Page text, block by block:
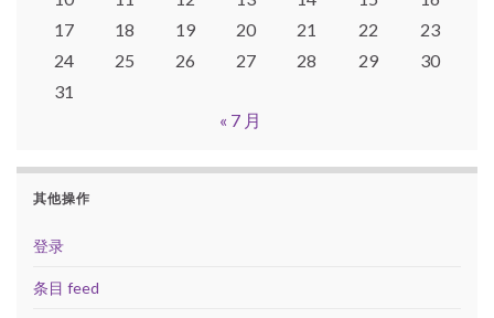
17
18 19 20 21 22
23
24
25 26 27 28 29
30
31
« 7 月
其他操作
登录
条目 feed